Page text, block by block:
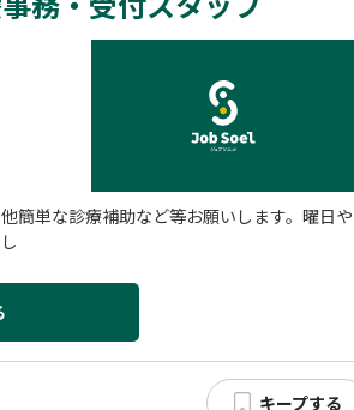
簡単な診療補助など等お願いします。曜日や